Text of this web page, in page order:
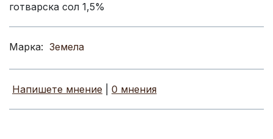
готварска сол 1,5%
Марка: Земела
Напишете мнение 0 мнения